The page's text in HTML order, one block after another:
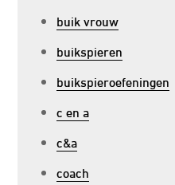
buik vrouw
buikspieren
buikspieroefeningen
c en a
c&a
coach